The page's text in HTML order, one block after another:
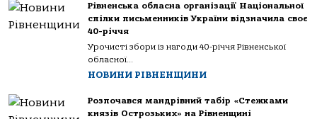
Рівненська обласна організації Національної
спілки письменників України відзначила своє
40-річчя
Урочисті збори із нагоди 40-річчя Рівненської
обласної...
НОВИНИ РІВНЕНЩИНИ
Розпочався мандрівний табір «Стежками
князів Острозьких» на Рівненщині